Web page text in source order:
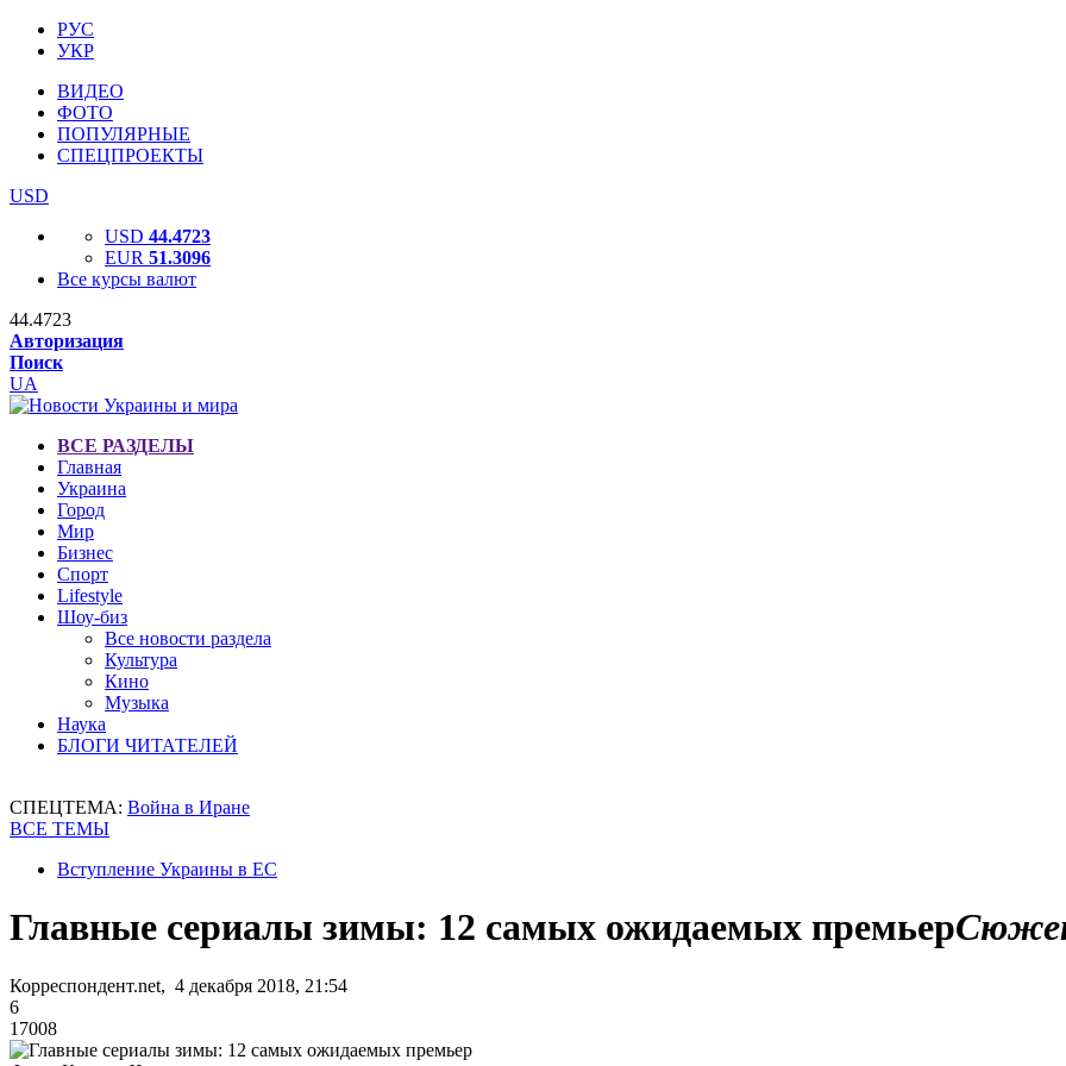
РУС
УКР
ВИДЕО
ФОТО
ПОПУЛЯРНЫЕ
СПЕЦПРОЕКТЫ
USD
USD 44.4723
EUR 51.3096
Все курсы валют
44.4723
Авторизация
Поиск
UA
ВСЕ РАЗДЕЛЫ
Главная
Украина
Город
Мир
Бизнес
Спорт
Lifestyle
Шоу-биз
Все новости раздела
Культура
Кино
Музыка
Наука
БЛОГИ ЧИТАТЕЛЕЙ
СПЕЦТЕМА: Война в Иране
ВСЕ ТЕМЫ
Вступление Украины в ЕС
Главные сериалы зимы: 12 самых ожидаемых премьер
Корреспондент.net, 4 декабря 2018, 21:54
6
17008